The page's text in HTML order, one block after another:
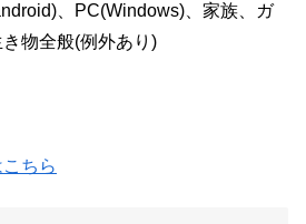
、PC(Windows)、家族、ガ
物全般(例外あり)
ちら